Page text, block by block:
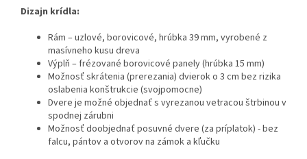
Dizajn krídla:
Rám – uzlové, borovicové, hrúbka 39 mm, vyrobené z
masívneho kusu dreva
Výplň – frézované borovicové panely (hrúbka 15 mm)
Možnosť skrátenia (prerezania) dvierok o 3 cm bez rizika
oslabenia konštrukcie (svojpomocne)
Dvere je možné objednať s vyrezanou vetracou štrbinou v
spodnej zárubni
Možnosť doobjednať posuvné dvere (za príplatok) - bez
falcu, pántov a otvorov na zámok a kľučku